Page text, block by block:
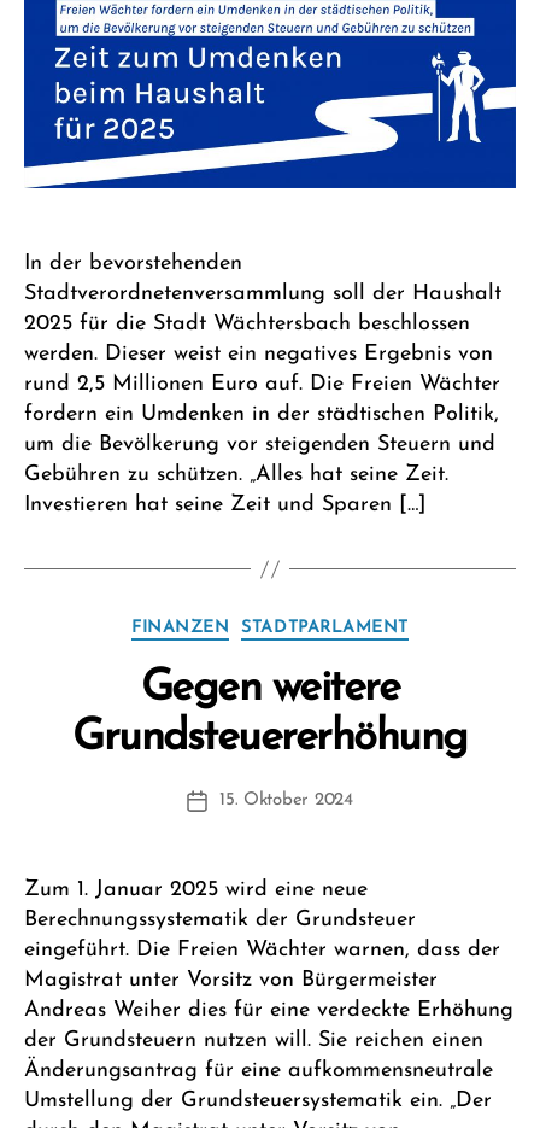
In der bevorstehenden
Stadtverordnetenversammlung soll der Haushalt
2025 für die Stadt Wächtersbach beschlossen
werden. Dieser weist ein negatives Ergebnis von
rund 2,5 Millionen Euro auf. Die Freien Wächter
fordern ein Umdenken in der städtischen Politik,
um die Bevölkerung vor steigenden Steuern und
Gebühren zu schützen. „Alles hat seine Zeit.
Investieren hat seine Zeit und Sparen […]
Kategorien
FINANZEN STADTPARLAMENT
Gegen weitere
Grundsteuererhöhung
Beitragsautor
o
F
Beitragsdatum
15. Oktober 2024
Zum 1. Januar 2025 wird eine neue
Berechnungssystematik der Grundsteuer
eingeführt. Die Freien Wächter warnen, dass der
Magistrat unter Vorsitz von Bürgermeister
Andreas Weiher dies für eine verdeckte Erhöhung
der Grundsteuern nutzen will. Sie reichen einen
Änderungsantrag für eine aufkommensneutrale
Umstellung der Grundsteuersystematik ein. „Der